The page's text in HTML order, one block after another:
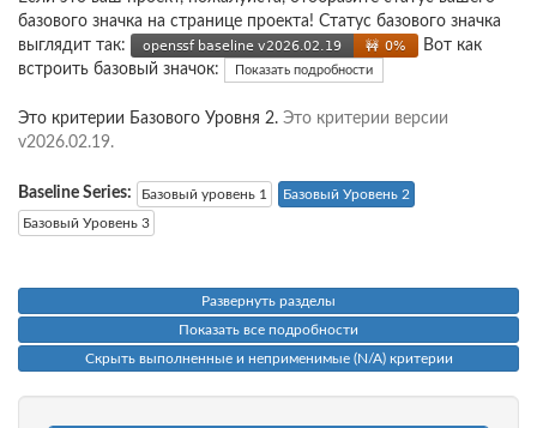
базового значка на странице проекта! Статус базового значка
выглядит так:
Вот как
встроить базовый значок:
Показать подробности
Это критерии Базового Уровня 2. Это критерии версии
v2026.02.19.
Baseline Series: Базовый уровень 1
Базовый Уровень 2
Базовый Уровень 3
Развернуть разделы
Показать все подробности
Скрыть выполненные и неприменимые (N/A) критерии